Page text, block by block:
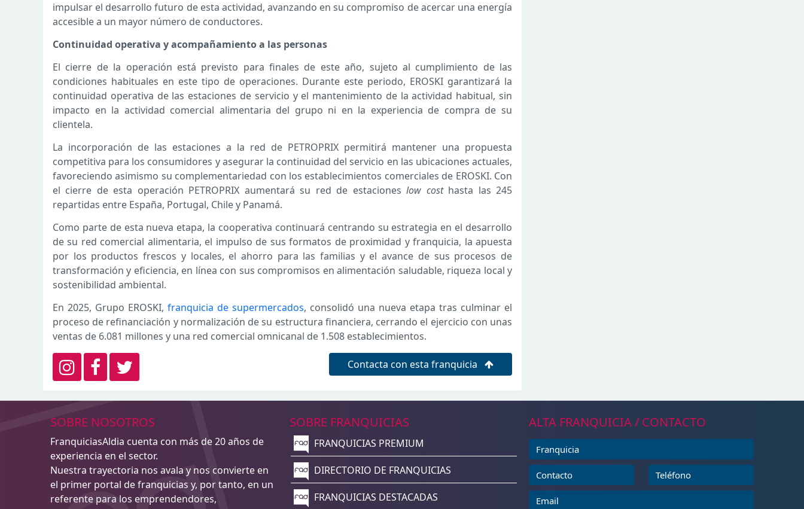
impulsar el desarrollo futuro de esta actividad, avanzando en su compromiso de acercar una energía
accesible a un mayor número de conductores.
Continuidad operativa y acompañamiento a las personas
El cierre de la operación está previsto para finales de este año, sujeto al cumplimiento de las
condiciones habituales en este tipo de operaciones. Durante este periodo, EROSKI garantizará la
continuidad operativa de las estaciones de servicio y el mantenimiento de la actividad habitual, sin
impacto en la actividad comercial alimentaria del grupo ni en la experiencia de compra de su
clientela.
La incorporación de las estaciones a la red de PETROPRIX permitirá mantener una propuesta
competitiva para los consumidores y asegurar la continuidad del servicio en las ubicaciones actuales,
favoreciendo asimismo su complementariedad con los establecimientos comerciales de EROSKI. Con
el cierre de esta operación PETROPRIX aumentará su red de estacioneslow costhasta las 245
repartidas entre España, Portugal, Chile y Panamá.
Como parte de esta nueva etapa, la cooperativa continuará centrando su estrategia en el desarrollo
de su red comercial alimentaria, el impulso de sus formatos de proximidad y franquicia, la apuesta
por los productos frescos y locales, el ahorro para las familias y el avance de sus procesos de
transformación y eficiencia, en línea con sus compromisos en alimentación saludable, riqueza local y
sostenibilidad ambiental.
En 2025, Grupo EROSKI, franquicia de supermercados, consolidó una nueva etapa tras culminar el
proceso de refinanciación y normalización de su estructura financiera, cerrando el ejercicio con unas
ventas de 6.081 millones y una red comercial omnicanal de 1.508 establecimientos.
Contacta con esta franquicia
SOBRE NOSOTROS
FranquiciasAldia cuenta con más de 20 años de
experiencia en el sector.
Nuestra trayectoria nos avala y nos convierte en
el primer portal de franquicias y, por tanto, en un
referente para los emprendendores,
SOBRE FRANQUICIAS
FRANQUICIAS PREMIUM
DIRECTORIO DE FRANQUICIAS
FRANQUICIAS DESTACADAS
ALTA FRANQUICIA / CONTACTO